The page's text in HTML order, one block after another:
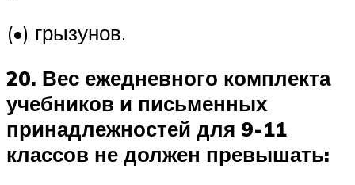
(•) грызунов.
20. Вес ежедневного комплекта
учебников и письменных
принадлежностей для 9-11
классов не должен превышать: